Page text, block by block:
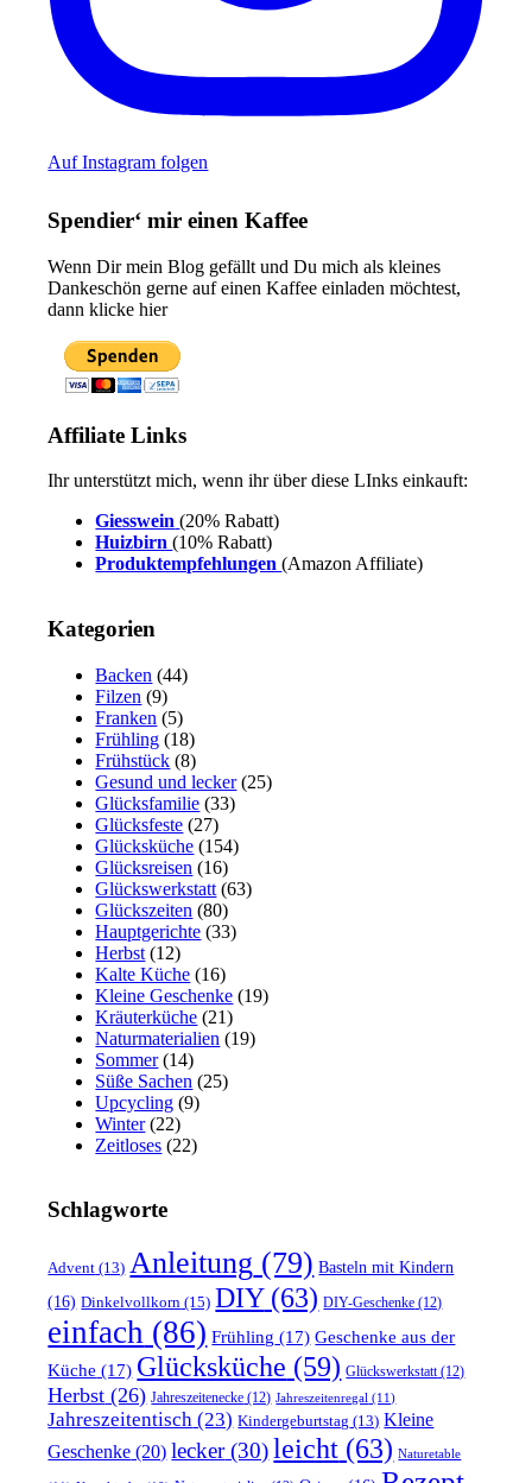
Auf Instagram folgen
Spendier‘ mir einen Kaffee
Wenn Dir mein Blog gefällt und Du mich als kleines
Dankeschön gerne auf einen Kaffee einladen möchtest,
dann klicke hier
Affiliate Links
Ihr unterstützt mich, wenn ihr über diese LInks einkauft:
Giesswein (20% Rabatt)
Huizbirn(10% Rabatt)
Produktempfehlungen(Amazon Affiliate)
Kategorien
Backen (44)
Filzen (9)
Franken (5)
Frühling (18)
Frühstück (8)
Gesund und lecker(25)
Glücksfamilie (33)
Glücksfeste (27)
Glücksküche (154)
Glücksreisen (16)
Glückswerkstatt (63)
Glückszeiten (80)
Hauptgerichte (33)
Herbst (12)
Kalte Küche (16)
Kleine Geschenke (19)
Kräuterküche (21)
Naturmaterialien (19)
Sommer(14)
Süße Sachen (25)
Upcycling (9)
Winter(22)
Zeitloses (22)
Schlagworte
Advent (13) Anleitung (79) Basteln mit Kindern
(16) Dinkelvollkorn (15) DIY(63) DIY-Geschenke (12)
einfach (86) Frühling (17) Geschenke aus der
Küche (17) Glücksküche (59) Glückswerkstatt(12)
Herbst (26) Jahreszeitenecke (12) Jahreszeitenregal (11)
Jahreszeitentisch (23) Kindergeburtstag (13) Kleine
Geschenke (20) lecker(30) leicht (63) Naturetable